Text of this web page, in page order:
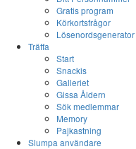
Gratis program
Körkortsfrågor
Lösenordsgenerator
Träffa
Start
Snackis
Galleriet
Gissa Åldern
Sök medlemmar
Memory
Pajkastning
Slumpa användare